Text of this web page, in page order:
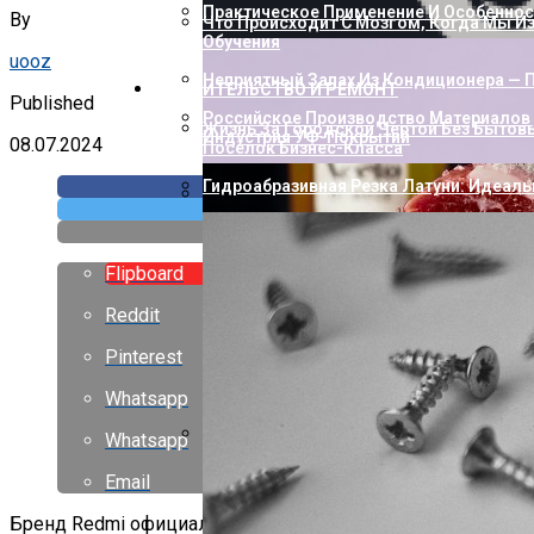
Как Пополнить Стим: Способы,
Практическое Применение И
Насколько Близки Латынь И
Лингвистическое Исследование
Что Происходит С Мозгом, Когда Мы
Обучения
Неприятный Запах Из Кондиционера —
Российское Производство
Индустрия УФ-Покрытий
СТРОИТЕЛЬСТВО И РЕМОНТ
Жизнь За Городской Чертой Без
Посёлок Бизнес-Класса
Гидроабразивная Резка Латуни:
By
uooz
Published
08.07.2024
Flipboard
Reddit
Pinterest
Whatsapp
Whatsapp
Email
Бренд Redmi официально представил на